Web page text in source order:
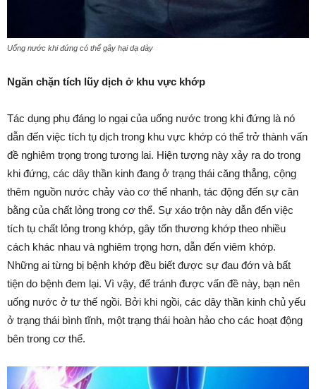
Uống nước khi đứng có thể gây hại dạ dày
Ngăn chặn tích lũy dịch ở khu vực khớp
Tác dụng phụ đáng lo ngại của uống nước trong khi đứng là nó
dẫn đến việc tích tụ dịch trong khu vực khớp có thể trở thành vấn
đề nghiêm trọng trong tương lai. Hiện tượng này xảy ra do trong
khi đứng, các dây thần kinh đang ở trạng thái căng thẳng, cộng
thêm nguồn nước chảy vào cơ thể nhanh, tác động đến sự cân
bằng của chất lỏng trong cơ thể. Sự xáo trộn này dẫn đến việc
tích tụ chất lỏng trong khớp, gây tổn thương khớp theo nhiều
cách khác nhau và nghiêm trọng hơn, dẫn đến viêm khớp.
Những ai từng bị bệnh khớp đều biết được sự đau đớn và bất
tiện do bệnh đem lại. Vì vậy, để tránh được vấn đề này, bạn nên
uống nước ở tư thế ngồi. Bởi khi ngồi, các dây thần kinh chủ yếu
ở trạng thái bình tĩnh, một trạng thái hoàn hảo cho các hoạt động
bên trong cơ thể.